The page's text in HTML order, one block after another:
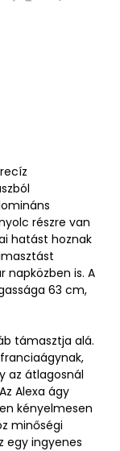
részre van
hatást hoznak
napközben is. A
63 cm,
támasztja alá.
az átlagosnál
Alexa ágy
kényelmesen
minőségi
egy ingyenes